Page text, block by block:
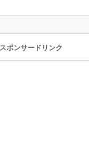
スポンサードリンク